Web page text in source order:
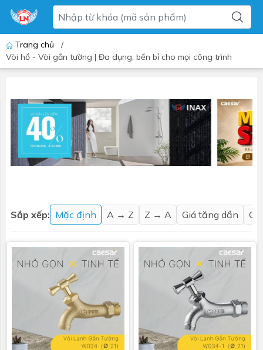
Trang chủ
/
Vòi hồ - Vòi gắn tường | Đa dụng, bền bỉ cho mọi công trình
Sắp xếp: Mặc định A → Z Z → A Giá tăng dần